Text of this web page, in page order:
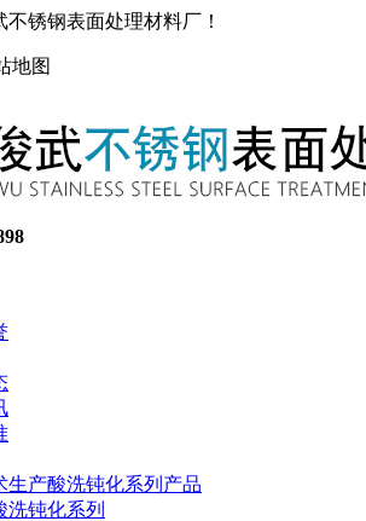
锈钢表面处理材料厂！
地图
生产酸洗钝化系列产品
洗钝化系列